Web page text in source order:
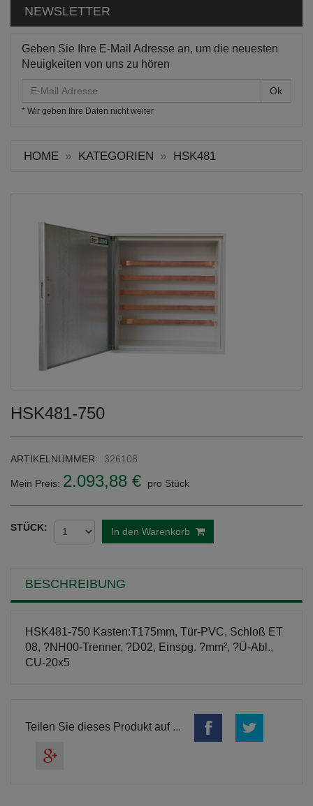
NEWSLETTER
Geben Sie Ihre E-Mail Adresse an, um die neuesten
Neuigkeiten von uns zu hören
Mail
Adresse
* Wir geben Ihre Daten nicht weiter
HOME KATEGORIEN HSK481
HSK481-750
ARTIKELNUMMER: 326108
Mein Preis: 2.093,88 € pro Stück
STÜCK: In den Warenkorb
BESCHREIBUNG
HSK481-750 Kasten:T175mm, Tür-PVC, Schloß ET
08, ?NH00-Trenner, ?D02, Einspg. ?mm², ?Ü-Abl.,
CU-20x5
Teilen Sie dieses Produkt auf ...